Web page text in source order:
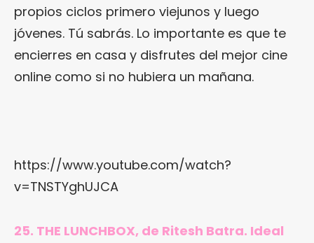
propios ciclos primero viejunos y luego
jóvenes. Tú sabrás. Lo importante es que te
encierres en casa y disfrutes del mejor cine
online como si no hubiera un mañana.
https://www.youtube.com/watch?
v=TNSTYghUJCA
25. THE LUNCHBOX, de Ritesh Batra. Ideal